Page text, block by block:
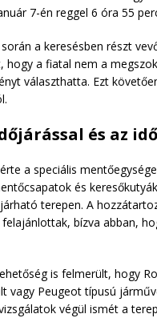
7-én reggel 6 óra 55
a keresésben részt
a fiatal nem a
választhatta. Ezt
és az
a speciális
és
terepen. A
bízva abban,
is felmerült, hogy
vagy Peugeot típusú
végül ismét a